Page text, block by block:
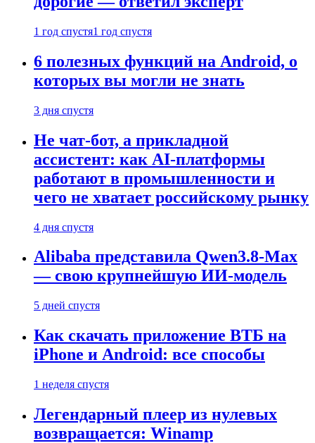
1 год спустя1 год спустя
6 полезных функций на Android, о
которых вы могли не знать
3 дня спустя
Не чат-бот, а прикладной
ассистент: как AI-платформы
работают в промышленности и
чего не хватает российскому рынку
4 дня спустя
Alibaba представила Qwen3.8-Max
— свою крупнейшую ИИ-модель
5 дней спустя
Как скачать приложение ВТБ на
iPhone и Android: все способы
1 неделя спустя
Легендарный плеер из нулевых
возвращается: Winamp